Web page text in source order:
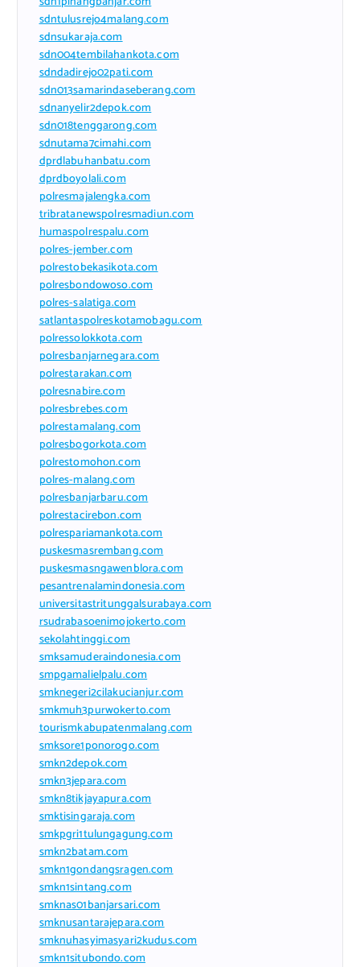
sdntulusrejo4malang.com
sdnsukaraja.com
sdn004tembilahankota.com
sdndadirejo02pati.com
sdn013samarindaseberang.com
sdnanyelir2depok.com
sdn018tenggarong.com
sdnutama7cimahi.com
dprdlabuhanbatu.com
dprdboyolali.com
polresmajalengka.com
tribratanewspolresmadiun.com
humaspolrespalu.com
polres-jember.com
polrestobekasikota.com
polresbondowoso.com
polres-salatiga.com
satlantaspolreskotamobagu.com
polressolokkota.com
polresbanjarnegara.com
polrestarakan.com
polresnabire.com
polresbrebes.com
polrestamalang.com
polresbogorkota.com
polrestomohon.com
polres-malang.com
polresbanjarbaru.com
polrestacirebon.com
polrespariamankota.com
puskesmasrembang.com
puskesmasngawenblora.com
pesantrenalamindonesia.com
universitastritunggalsurabaya.com
rsudrabasoenimojokerto.com
sekolahtinggi.com
smksamuderaindonesia.com
smpgamalielpalu.com
smknegeri2cilakucianjur.com
smkmuh3purwokerto.com
tourismkabupatenmalang.com
smksore1ponorogo.com
smkn2depok.com
smkn3jepara.com
smkn8tikjayapura.com
smktisingaraja.com
smkpgri1tulungagung.com
smkn2batam.com
smkn1gondangsragen.com
smkn1sintang.com
smknas01banjarsari.com
smknusantarajepara.com
smknuhasyimasyari2kudus.com
smkn1situbondo.com